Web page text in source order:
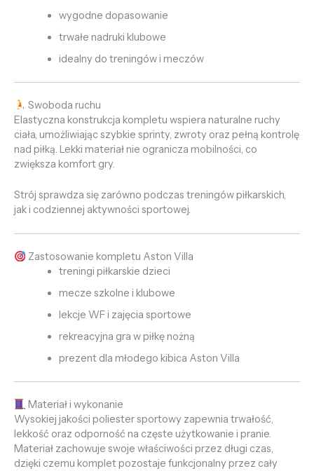
wygodne dopasowanie
trwałe nadruki klubowe
idealny do treningów i meczów
Swoboda ruchu
Elastyczna konstrukcja kompletu wspiera naturalne ruchy
ciała, umożliwiając szybkie sprinty, zwroty oraz pełną kontrolę
nad piłką. Lekki materiał nie ogranicza mobilności, co
zwiększa komfort gry.
Strój sprawdza się zarówno podczas treningów piłkarskich,
jak i codziennej aktywności sportowej.
Zastosowanie kompletu Aston Villa
treningi piłkarskie dzieci
mecze szkolne i klubowe
lekcje WF i zajęcia sportowe
rekreacyjna gra w piłkę nożną
prezent dla młodego kibica Aston Villa
Materiał i wykonanie
Wysokiej jakości poliester sportowy zapewnia trwałość,
lekkość oraz odporność na częste użytkowanie i pranie.
Materiał zachowuje swoje właściwości przez długi czas,
dzięki czemu komplet pozostaje funkcjonalny przez cały